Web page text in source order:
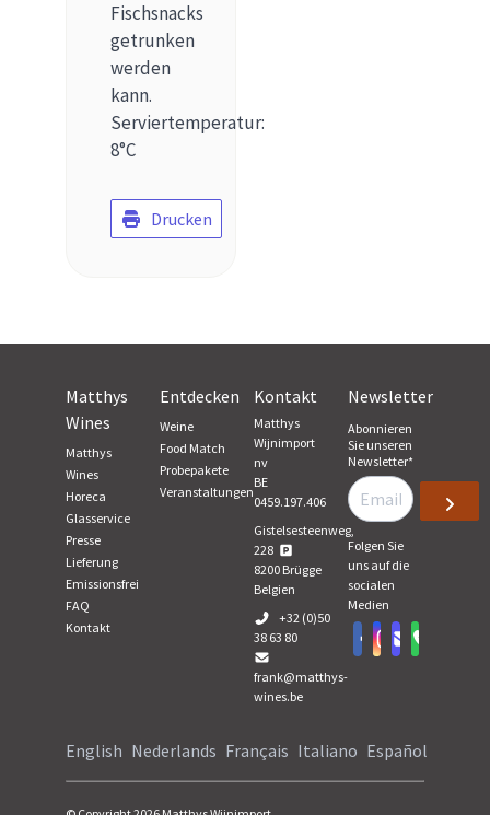
Fischsnacks
getrunken
werden
kann.
Serviertemperatur:
8°C
Drucken
Matthys
Wines
Matthys
Wines
Horeca
Glasservice
Presse
Lieferung
Emissionsfrei
FAQ
Kontakt
Entdecken
Weine
Food Match
Probepakete
Veranstaltungen
Kontakt
Matthys
Wijnimport
nv
BE
0459.197.406
Gistelsesteenweg,
228
8200 Brügge
Belgien
+32 (0)50
38 63 80
frank@matthys-
wines.be
Newsletter
Abonnieren
Sie unseren
Newsletter*
Folgen Sie
uns auf die
socialen
Medien
English Nederlands Français Italiano Español